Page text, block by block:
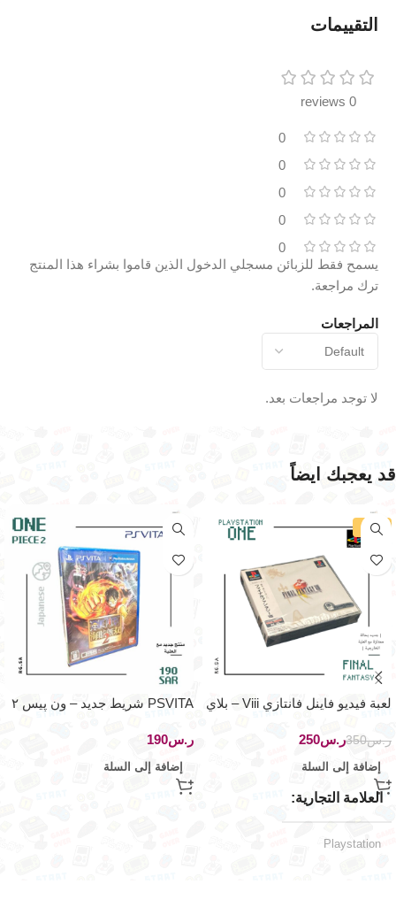
التقييمات
0 reviews
0
0
0
0
0
المراجعات
لا توجد مراجعات بعد.
يسمح فقط للزبائن مسجلي الدخول الذين قاموا بشراء هذا المنتج
ترك مراجعة.
قد يعجبك ايضاً
-29%
لعبة فيديو فاينل فانتازي Viii – بلاي
ر.س350ر.س250
إضافة إلى السلة
العلامة التجارية
Playstation
PSVITA شريط جديد – ون پيس ٢
ر.س
إضافة إلى السلة